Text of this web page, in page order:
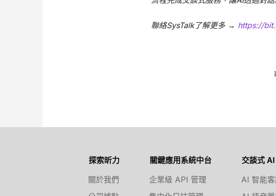
聯絡SysTalk了解更多 → https://
探索昕力
關於我們
關鍵應用系統中台
企業級 API 管理
交談式
AI 智能